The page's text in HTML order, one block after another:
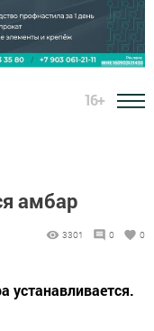
16+
амбар
3301 0 0
устанавливается.